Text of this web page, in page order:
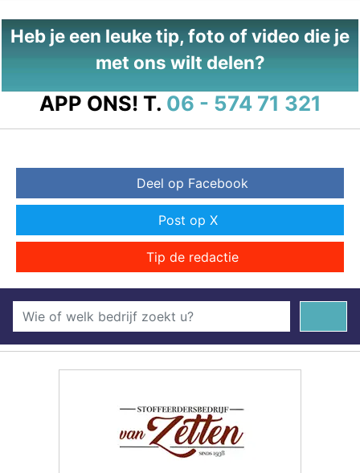
Heb je een leuke tip, foto of video die je
met ons wilt delen?
APP ONS! T. 06 - 574 71 321
Deel op Facebook
Post op X
Tip de redactie